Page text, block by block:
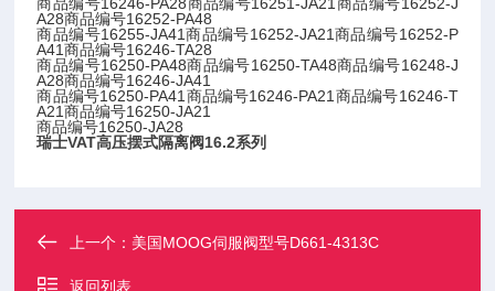
A28商品编号16252-PA48
商品编号16255-JA41商品编号16252-JA21商品编号16252-P
A41商品编号16246-TA28
商品编号16250-PA48商品编号16250-TA48商品编号16248-J
A28商品编号16246-JA41
商品编号16250-PA41商品编号16246-PA21商品编号16246-T
A21商品编号16250-JA21
商品编号16250-JA28
瑞士VAT高压摆式隔离阀16.2系列
上一个： 美国MOOG伺服阀型号D661-4313C
返回列表